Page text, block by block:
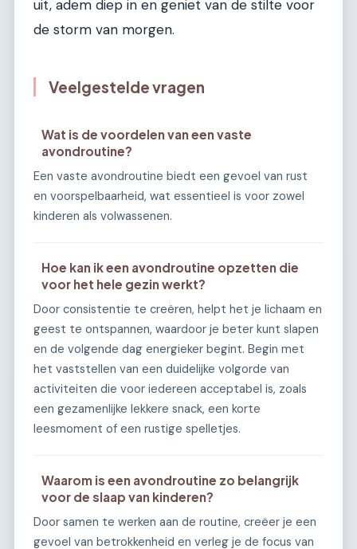
uit, adem diep in en geniet van de stilte voor
de storm van morgen.
Veelgestelde vragen
Wat is de voordelen van een vaste
avondroutine?
Een vaste avondroutine biedt een gevoel van rust
en voorspelbaarheid, wat essentieel is voor zowel
kinderen als volwassenen.
Hoe kan ik een avondroutine opzetten die
voor het hele gezin werkt?
Door consistentie te creëren, helpt het je lichaam en
geest te ontspannen, waardoor je beter kunt slapen
en de volgende dag energieker begint. Begin met
het vaststellen van een duidelijke volgorde van
activiteiten die voor iedereen acceptabel is, zoals
een gezamenlijke lekkere snack, een korte
leesmoment of een rustige spelletjes.
Waarom is een avondroutine zo belangrijk
voor de slaap van kinderen?
Door samen te werken aan de routine, creëer je een
gevoel van betrokkenheid en verleg je de focus van